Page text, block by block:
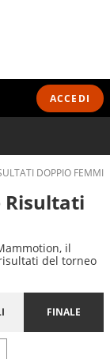
ACCEDI
DOPPIO
Risultati
il
del torneo
FINALE